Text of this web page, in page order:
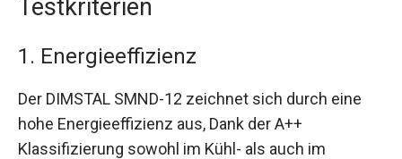
Testkriterien
1. Energieeffizienz
Der DIMSTAL SMND-12 zeichnet sich durch eine
hohe Energieeffizienz aus, Dank der A++
Klassifizierung sowohl im Kühl- als auch im